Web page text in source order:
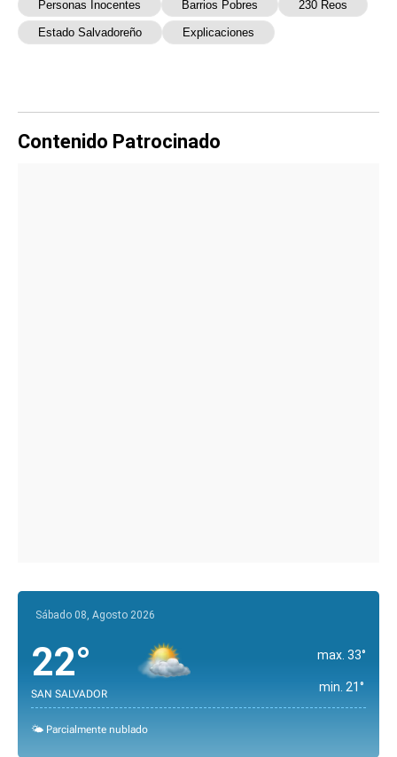
Personas Inocentes Barrios Pobres 230 Reos
Estado Salvadoreño Explicaciones
Contenido Patrocinado
Sábado 08, Agosto 2026
22°
SAN SALVADOR
max. 33°
min. 21°
🌤️ Parcialmente nublado